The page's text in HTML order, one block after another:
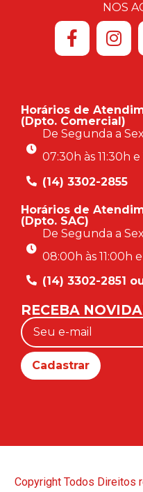
NOS
Horários de
(Dpto. Comercial)
De Segunda a
07:30h às 11:30h e
(14) 3302-2855
Horários de
(Dpto. SAC)
De Segunda a
08:00h às 11:00h
(14) 3302-2851
RECEBA
Copyright Todos Direitos